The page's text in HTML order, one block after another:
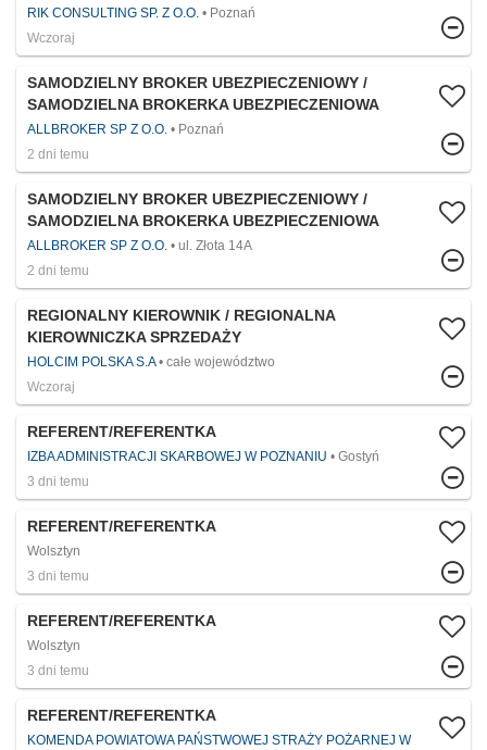
RIK CONSULTING SP. Z O.O.
Poznań
Wczoraj
SAMODZIELNY BROKER UBEZPIECZENIOWY /
SAMODZIELNA BROKERKA UBEZPIECZENIOWA
ALLBROKER SP Z O.O.
Poznań
2 dni temu
SAMODZIELNY BROKER UBEZPIECZENIOWY /
SAMODZIELNA BROKERKA UBEZPIECZENIOWA
ALLBROKER SP Z O.O.
ul. Złota 14A
2 dni temu
REGIONALNY KIEROWNIK / REGIONALNA
KIEROWNICZKA SPRZEDAŻY
HOLCIM POLSKA S.A
całe województwo
Wczoraj
REFERENT/REFERENTKA
IZBA ADMINISTRACJI SKARBOWEJ W POZNANIU
Gostyń
3 dni temu
REFERENT/REFERENTKA
Wolsztyn
3 dni temu
REFERENT/REFERENTKA
Wolsztyn
3 dni temu
REFERENT/REFERENTKA
KOMENDA POWIATOWA PAŃSTWOWEJ STRAŻY POŻARNEJ W